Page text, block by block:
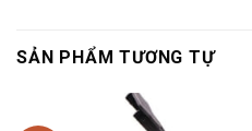
SẢN PHẨM TƯƠNG TỰ